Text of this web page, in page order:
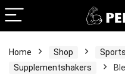
Home Shop
Supplementshakers